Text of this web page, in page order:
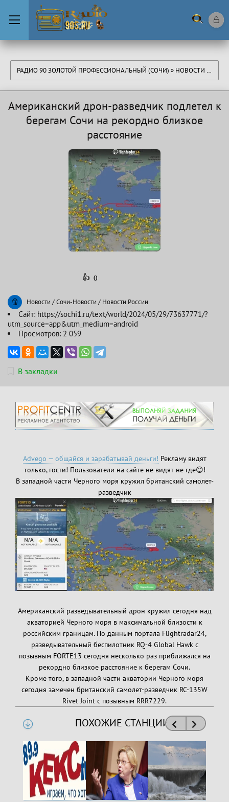
РАДИО 90 ЗОЛОТОЙ ПРОФЕССИОНАЛЬНЫЙ (СОЧИ) » НОВОСТИ
Американский дрон-разведчик подлетел к
берегам Сочи на рекордно близкое
расстояние
👍 0
Новости /Сочи-Новости / Новости России
Сайт: https://sochi1.ru/text/world/2024/05/29/73637771/?
utm_source=app&utm_medium=android
Просмотров: 2 059
В закладки
Advego — общайся и зарабатывай деньги! Рекламу видят
только, гости! Пользователи на сайте не видят не где😊!
В западной части Черного моря кружил британский самолет-
разведчик
Американский разведывательный дрон кружил сегодня над
акваторией Черного моря в максимальной близости к
российским границам. По данным портала Flightradar24,
разведывательный беспилотник RQ-4 Global Hawk с
позывным FORTE13 сегодня несколько раз приближался на
рекордно близкое расстояние к берегам Сочи.
Кроме того, в западной части акватории Черного моря
сегодня замечен британский самолет-разведчик RC-135W
Rivet Joint с позывным RRR7229.
ПОХОЖИЕ СТАНЦИИ